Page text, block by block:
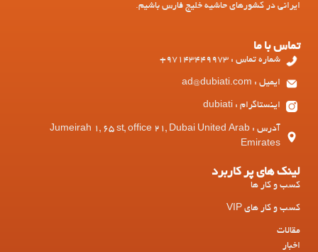
ایرانی در کشورهای حاشیه خلیج فارس باشیم.
تماس با ما
شماره تماس : 97143449973+
ایمیل : ad@dubiati.com
اینستاگرام : dubiati
آدرس : Jumeirah 1, 65 st, office 21, Dubai United Arab
Emirates
لینک های پر کاربرد
کسب و کار ها
کسب و کار های VIP
مقالات
اخبار